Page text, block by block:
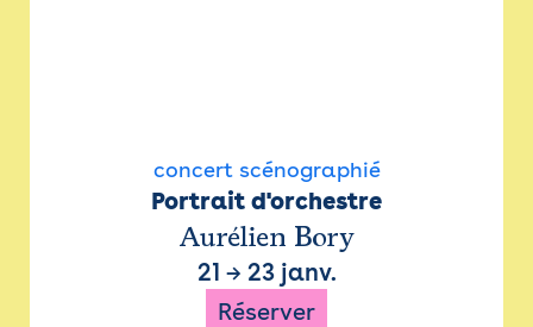
concert scénographié
Portrait d'orchestre
Aurélien Bory
21 → 23 janv.
Réserver